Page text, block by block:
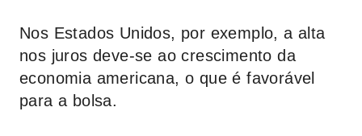
Nos Estados Unidos, por exemplo, a alta
nos juros deve-se ao crescimento da
economia americana, o que é favorável
para a bolsa.